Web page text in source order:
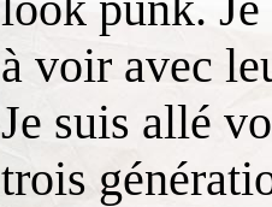
à voir avec
Je suis allé
trois